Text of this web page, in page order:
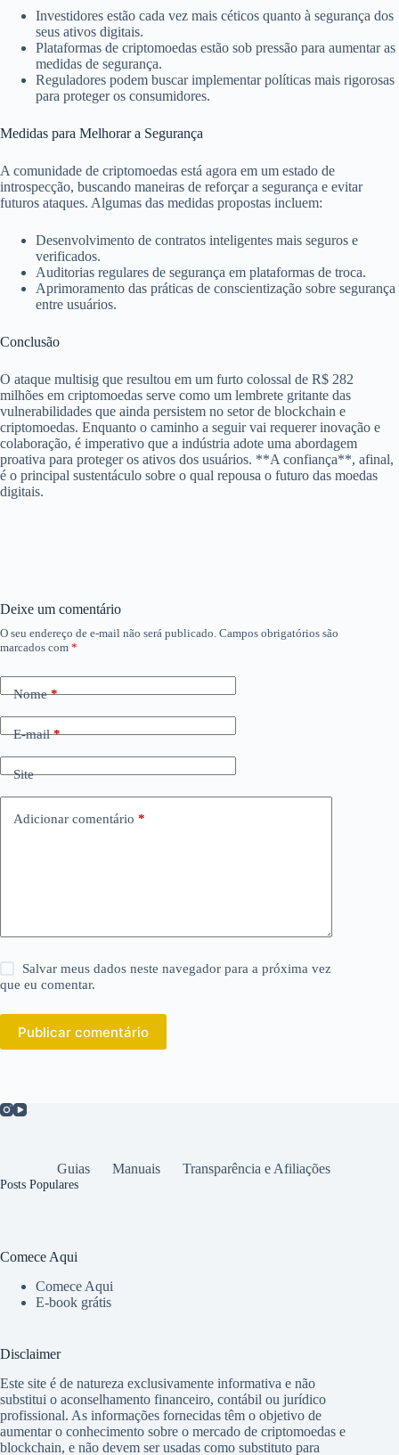
Investidores estão cada vez mais céticos quanto à segurança dos
seus ativos digitais.
Plataformas de criptomoedas estão sob pressão para aumentar as
medidas de segurança.
Reguladores podem buscar implementar políticas mais rigorosas
para proteger os consumidores.
Medidas para Melhorar a Segurança
A comunidade de criptomoedas está agora em um estado de
introspecção, buscando maneiras de reforçar a segurança e evitar
futuros ataques. Algumas das medidas propostas incluem:
Desenvolvimento de contratos inteligentes mais seguros e
verificados.
Auditorias regulares de segurança em plataformas de troca.
Aprimoramento das práticas de conscientização sobre segurança
entre usuários.
Conclusão
O ataque multisig que resultou em um furto colossal de R$ 282
milhões em criptomoedas serve como um lembrete gritante das
vulnerabilidades que ainda persistem no setor de blockchain e
criptomoedas. Enquanto o caminho a seguir vai requerer inovação e
colaboração, é imperativo que a indústria adote uma abordagem
proativa para proteger os ativos dos usuários. **A confiança**, afinal,
é o principal sustentáculo sobre o qual repousa o futuro das moedas
digitais.
Deixe um comentário
O seu endereço de e-mail não será publicado. Campos obrigatórios são
marcados com *
Nome*
E-mail*
Site
Adicionar comentário *
Salvar meus dados neste navegador para a próxima vez
que eu comentar.
Publicar comentário
Guias Manuais Transparência e Afiliações
Posts Populares
Comece Aqui
Comece Aqui
E-book grátis
Disclaimer
Este site é de natureza exclusivamente informativa e não
substitui o aconselhamento financeiro, contábil ou jurídico
profissional. As informações fornecidas têm o objetivo de
aumentar o conhecimento sobre o mercado de criptomoedas e
blockchain, e não devem ser usadas como substituto para